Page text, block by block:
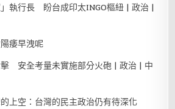
執行長 盼台成印太INGO樞紐 | 政治 |
痿早洩呢
安全考量未實施部分火砲 | 政治 | 中
上空：台灣的民主政治仍有待深化